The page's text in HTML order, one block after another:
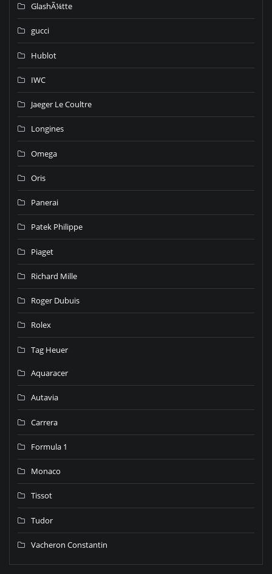
GlashÃ¼tte
gucci
Hublot
IWC
Jaeger Le Coultre
Longines
Omega
Oris
Panerai
Patek Philippe
Piaget
Richard Mille
Roger Dubuis
Rolex
Tag Heuer
Aquaracer
Autavia
Carrera
Formula 1
Monaco
Tissot
Tudor
Vacheron Constantin